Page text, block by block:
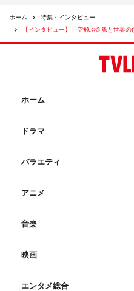
ホーム
特集・インタビュー
【インタビュー】「空飛ぶ金魚と世界
ホーム
ドラマ
バラエティ
アニメ
音楽
映画
エンタメ総合